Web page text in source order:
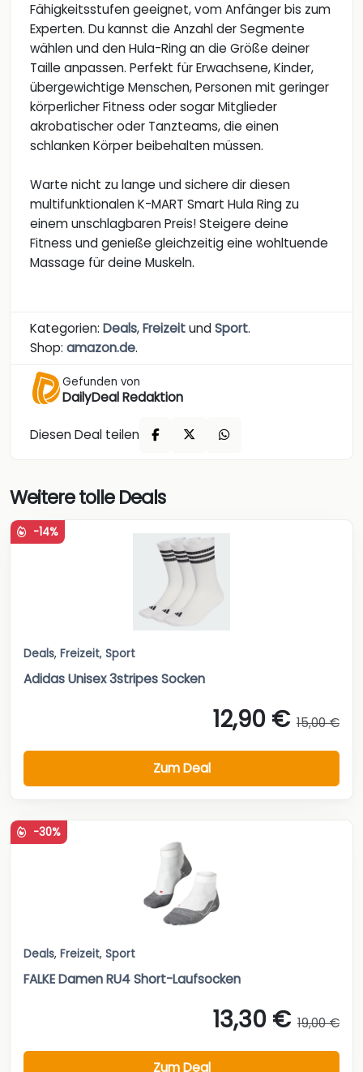
Fähigkeitsstufen geeignet, vom Anfänger bis zum
Experten. Du kannst die Anzahl der Segmente
wählen und den Hula-Ring an die Größe deiner
Taille anpassen. Perfekt für Erwachsene, Kinder,
übergewichtige Menschen, Personen mit geringer
körperlicher Fitness oder sogar Mitglieder
akrobatischer oder Tanzteams, die einen
schlanken Körper beibehalten müssen.
Warte nicht zu lange und sichere dir diesen
multifunktionalen K-MART Smart Hula Ring zu
einem unschlagbaren Preis! Steigere deine
Fitness und genieße gleichzeitig eine wohltuende
Massage für deine Muskeln.
Kategorien: Deals,FreizeitundSport.
Shop: amazon.de.
Gefunden von
DailyDeal Redaktion
Diesen Deal teilen
Weitere tolle Deals
-14%
Deals, Freizeit, Sport
Adidas Unisex 3stripes Socken
12,90 € 15,00 €
Zum Deal
-30%
Deals, Freizeit, Sport
FALKE Damen RU4 Short-Laufsocken
13,30 € 19,00 €
Zum Deal